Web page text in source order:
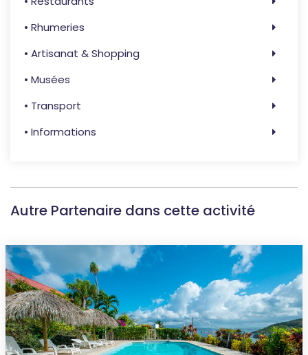
• Rhumeries
• Artisanat & Shopping
• Musées
• Transport
• Informations
Autre Partenaire dans cette activité